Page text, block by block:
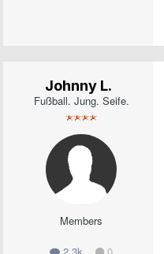
Johnny L.
Fußball. Jung. Seife.
Members
2.3k
0